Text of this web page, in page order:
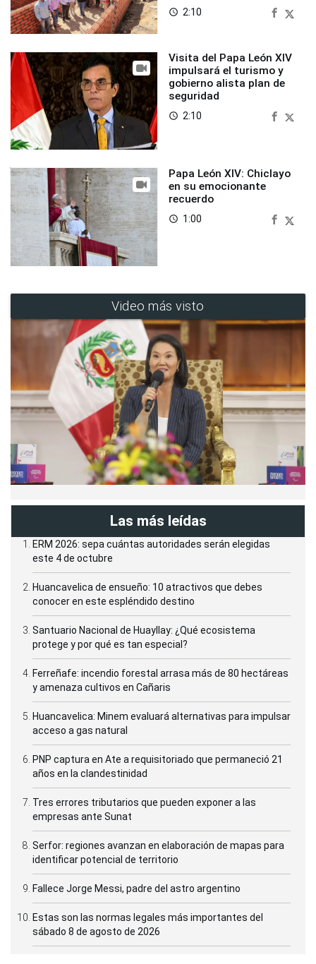
access_time 2:10
Visita del Papa León XIV
impulsará el turismo y
gobierno alista plan de
seguridad
access_time 2:10
Papa León XIV: Chiclayo
en su emocionante
recuerdo
access_time 1:00
Video más visto
Las más leídas
ERM 2026: sepa cuántas autoridades serán elegidas
este 4 de octubre
Huancavelica de ensueño: 10 atractivos que debes
conocer en este espléndido destino
Santuario Nacional de Huayllay: ¿Qué ecosistema
protege y por qué es tan especial?
Ferreñafe: incendio forestal arrasa más de 80 hectáreas
y amenaza cultivos en Cañaris
Huancavelica: Minem evaluará alternativas para impulsar
acceso a gas natural
PNP captura en Ate a requisitoriado que permaneció 21
años en la clandestinidad
Tres errores tributarios que pueden exponer a las
empresas ante Sunat
Serfor: regiones avanzan en elaboración de mapas para
identificar potencial de territorio
Fallece Jorge Messi, padre del astro argentino
Estas son las normas legales más importantes del
sábado 8 de agosto de 2026